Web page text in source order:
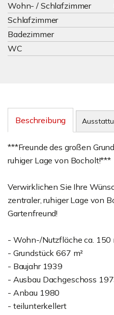
Wohn- / Schlafzimmer
Schlafzimmer
Badezimmer
WC
Beschreibung
***Freunde des großen
ruhiger Lage von Bocholt!***
Verwirklichen Sie Ihre
zentraler, ruhiger Lage von
Gartenfreund!
- Wohn-/Nutzfläche ca. 150
- Grundstück 667 m²
- Baujahr 1939
- Ausbau Dachgeschoss
- Anbau 1980
- teilunterkellert